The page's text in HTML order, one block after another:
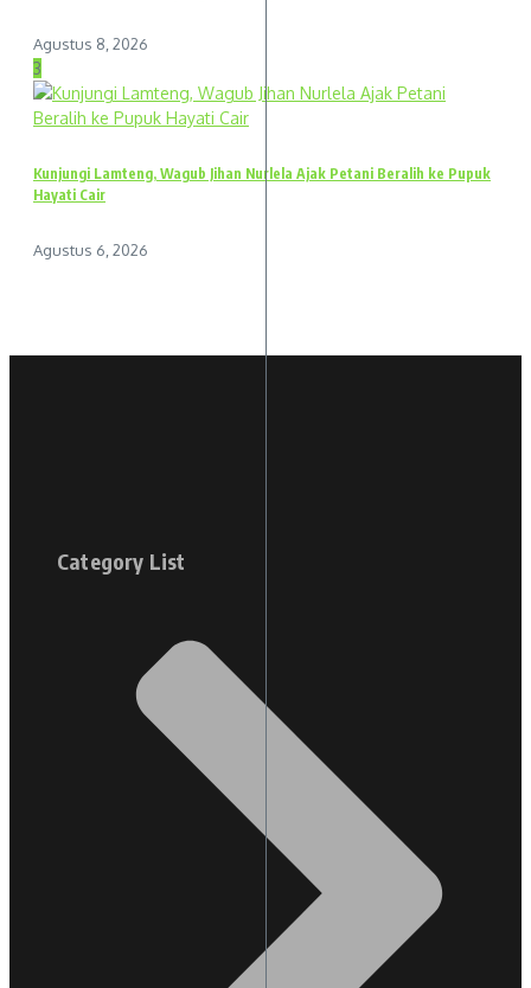
Agustus 8, 2026
3
Kunjungi Lamteng, Wagub Jihan Nurlela Ajak Petani Beralih ke Pupuk
Hayati Cair
Agustus 6, 2026
Category List